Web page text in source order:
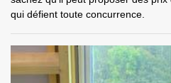
qui défient toute concurrence.